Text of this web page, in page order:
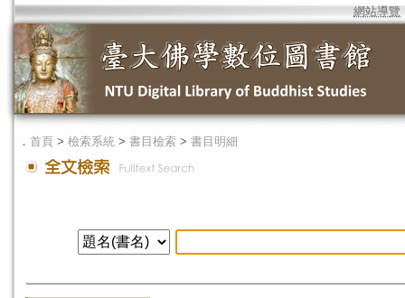
網站導覽
． 首頁 > 檢索系統 > 書目檢索 > 書目明細